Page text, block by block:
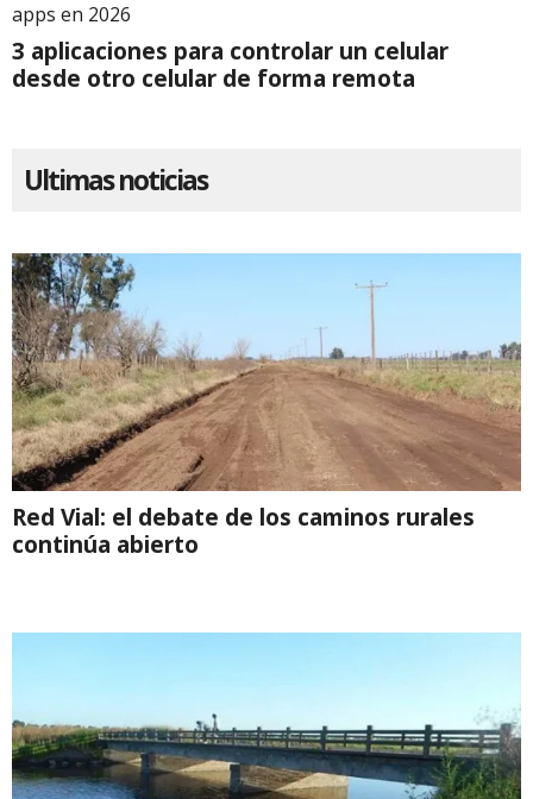
apps en 2026
3 aplicaciones para controlar un celular
desde otro celular de forma remota
Ultimas noticias
Red Vial: el debate de los caminos rurales
continúa abierto